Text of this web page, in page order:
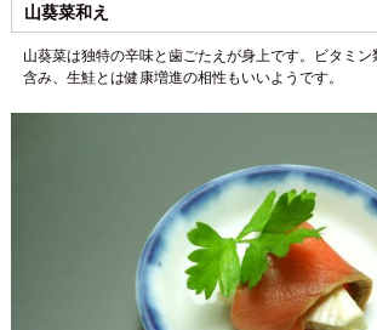
山葵菜和え
山葵菜は独特の辛味と歯ごたえが身上です。ビタミン
含み、生鮭とは健康増進の相性もいいようです。